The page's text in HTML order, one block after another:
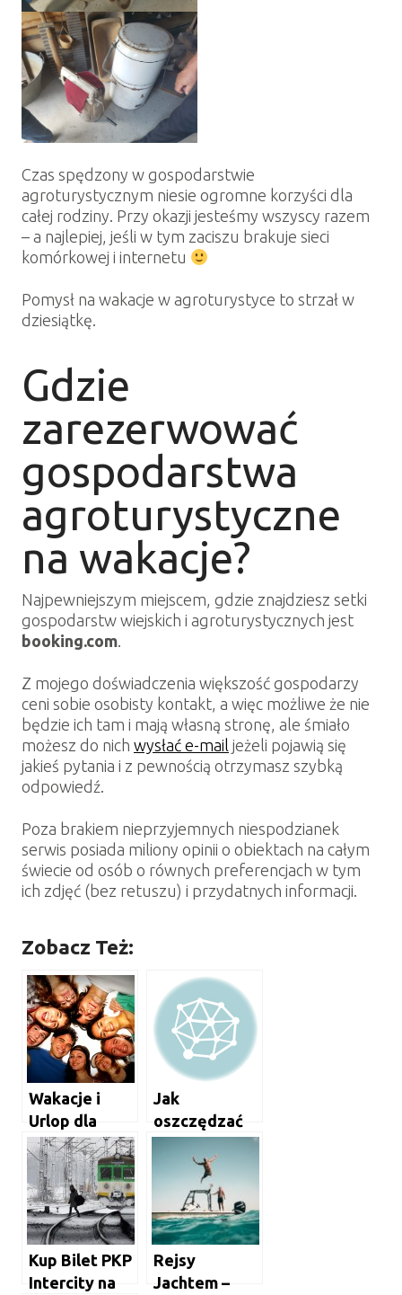
Czas spędzony w gospodarstwie
agroturystycznym niesie ogromne korzyści dla
całej rodziny. Przy okazji jesteśmy wszyscy razem
– a najlepiej, jeśli w tym zaciszu brakuje sieci
komórkowej i internetu
Pomysł na wakacje w agroturystyce to strzał w
dziesiątkę.
Gdzie
zarezerwować
gospodarstwa
agroturystyczne
na wakacje?
Najpewniejszym miejscem, gdzie znajdziesz setki
gospodarstw wiejskich i agroturystycznych jest
booking.com.
Z mojego doświadczenia większość gospodarzy
ceni sobie osobisty kontakt, a więc możliwe że nie
będzie ich tam i mają własną stronę, ale śmiało
możesz do nich wysłać e-mail jeżeli pojawią się
jakieś pytania i z pewnością otrzymasz szybką
odpowiedź.
Poza brakiem nieprzyjemnych niespodzianek
serwis posiada miliony opinii o obiektach na całym
świecie od osób o równych preferencjach w tym
ich zdjęć (bez retuszu) i przydatnych informacji.
Zobacz Też:
Wakacje i
Urlop dla
studenta za
grosze
Jak
oszczędzać
jeszcze
wygrać
1000zł ?
Kup Bilet PKP
Intercity na
Rejsy
Jachtem –